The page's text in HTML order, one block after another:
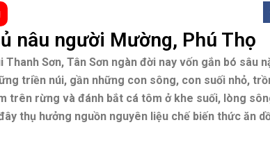
nâu người Mường, Phú Thọ
Sơn, Tân Sơn ngàn đời nay vốn gắn bó sâu
triền núi, gần những con sông, con suối nhỏ,
trên rừng và đánh bắt cá tôm ở khe suối, lòng
thụ hưởng nguồn nguyên liệu chế biến thức ăn